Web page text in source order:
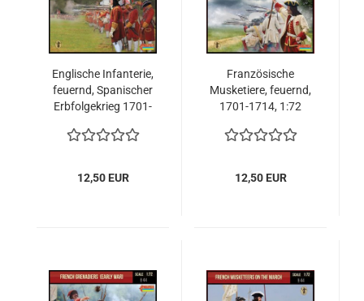
Englische Infanterie,
feuernd, Spanischer
Erbfolgekrieg 1701-
12,50 EUR
Französische
Musketiere, feuernd,
1701-1714, 1:72
12,50 EUR